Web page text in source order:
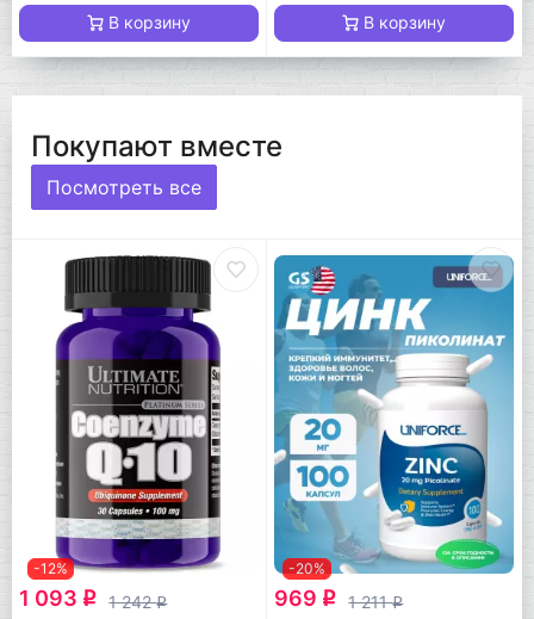
В корзину В корзину
Покупают вместе
Посмотреть все
-12%
1 093 q 1 242q
-20%
969 q 1 211q